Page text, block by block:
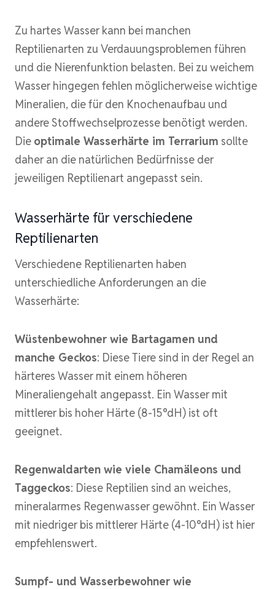
Zu hartes Wasser kann bei manchen
Reptilienarten zu Verdauungsproblemen führen
und die Nierenfunktion belasten. Bei zu weichem
Wasser hingegen fehlen möglicherweise wichtige
Mineralien, die für den Knochenaufbau und
andere Stoffwechselprozesse benötigt werden.
Die optimale Wasserhärte im Terrarium sollte
daher an die natürlichen Bedürfnisse der
jeweiligen Reptilienart angepasst sein.
Wasserhärte für verschiedene
Reptilienarten
Verschiedene Reptilienarten haben
unterschiedliche Anforderungen an die
Wasserhärte:
Wüstenbewohner wie Bartagamen und
manche Geckos: Diese Tiere sind in der Regel an
härteres Wasser mit einem höheren
Mineraliengehalt angepasst. Ein Wasser mit
mittlerer bis hoher Härte (8-15°dH) ist oft
geeignet.
Regenwaldarten wie viele Chamäleons und
Taggeckos: Diese Reptilien sind an weiches,
mineralarmes Regenwasser gewöhnt. Ein Wasser
mit niedriger bis mittlerer Härte (4-10°dH) ist hier
empfehlenswert.
Sumpf- und Wasserbewohner wie